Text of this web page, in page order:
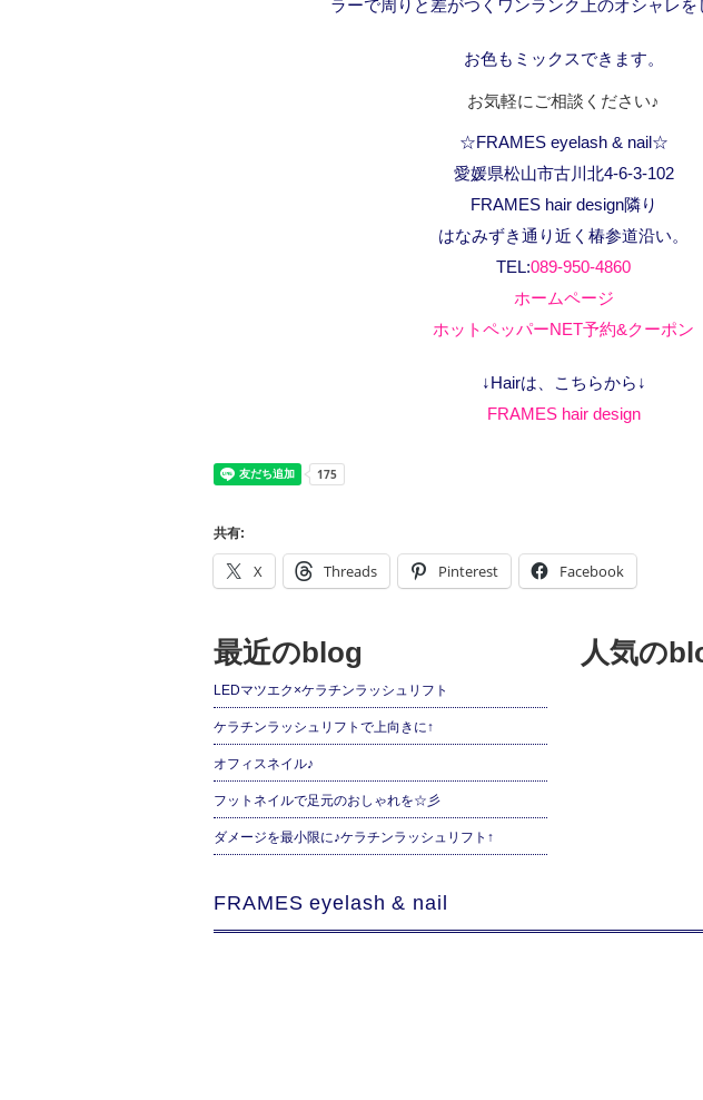
ラーで周りと差がつくワンランク上のオシャレを
お色もミックスできます。
お気軽にご相談ください♪
☆FRAMES eyelash & nail☆
愛媛県松山市古川北4-6-3-102
FRAMES hair design隣り
はなみずき通り近く椿参道沿い。
TEL:089-950-4860
ホームページ
ホットペッパーNET予約&クーポン
↓Hairは、こちらから↓
FRAMES hair design
共有:
X Threads Pinterest Facebook
最近のblog
LEDマツエク×ケラチンラッシュリフト
ケラチンラッシュリフトで上向きに↑
オフィスネイル♪
フットネイルで足元のおしゃれを☆彡
ダメージを最小限に♪ケラチンラッシュリフト↑
人気の
FRAMES eyelash & nail